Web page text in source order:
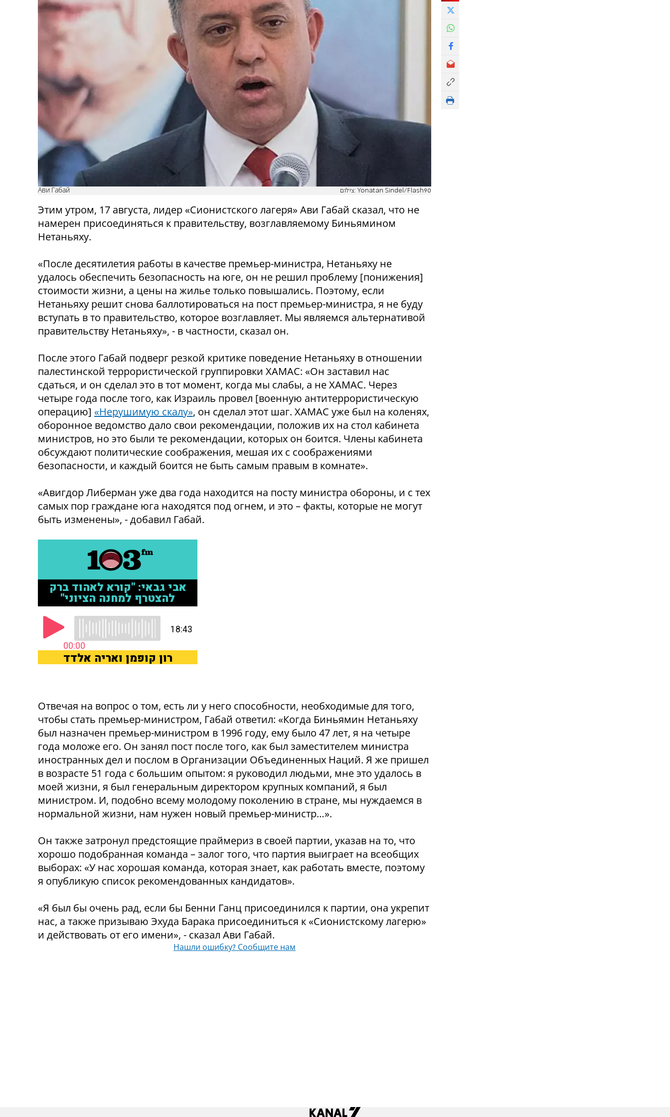
Ави Габай צילום: Yonatan Sindel/Flash90
Этим утром, 17 августа, лидер «Сионистского лагеря» Ави Габай сказал, что не
намерен присоединяться к правительству, возглавляемому Биньямином
Нетаньяху.
«После десятилетия работы в качестве премьер-министра, Нетаньяху не
удалось обеспечить безопасность на юге, он не решил проблему [понижения]
стоимости жизни, а цены на жилье только повышались. Поэтому, если
Нетаньяху решит снова баллотироваться на пост премьер-министра, я не буду
вступать в то правительство, которое возглавляет. Мы являемся альтернативой
правительству Нетаньяху», - в частности, сказал он.
После этого Габай подверг резкой критике поведение Нетаньяху в отношении
палестинской террористической группировки ХАМАС: «Он заставил нас
сдаться, и он сделал это в тот момент, когда мы слабы, а не ХАМАС. Через
четыре года после того, как Израиль провел [военную антитеррористическую
операцию] «Нерушимую скалу», он сделал этот шаг. ХАМАС уже был на коленях,
оборонное ведомство дало свои рекомендации, положив их на стол кабинета
министров, но это были те рекомендации, которых он боится. Члены кабинета
обсуждают политические соображения, мешая их с соображениями
безопасности, и каждый боится не быть самым правым в комнате».
«Авигдор Либерман уже два года находится на посту министра обороны, и с тех
самых пор граждане юга находятся под огнем, и это – факты, которые не могут
быть изменены», - добавил Габай.
Отвечая на вопрос о том, есть ли у него способности, необходимые для того,
чтобы стать премьер-министром, Габай ответил: «Когда Биньямин Нетаньяху
был назначен премьер-министром в 1996 году, ему было 47 лет, я на четыре
года моложе его. Он занял пост после того, как был заместителем министра
иностранных дел и послом в Организации Объединенных Наций. Я же пришел
в возрасте 51 года с большим опытом: я руководил людьми, мне это удалось в
моей жизни, я был генеральным директором крупных компаний, я был
министром. И, подобно всему молодому поколению в стране, мы нуждаемся в
нормальной жизни, нам нужен новый премьер-министр…».
Он также затронул предстоящие праймериз в своей партии, указав на то, что
хорошо подобранная команда – залог того, что партия выиграет на всеобщих
выборах: «У нас хорошая команда, которая знает, как работать вместе, поэтому
я опубликую список рекомендованных кандидатов».
«Я был бы очень рад, если бы Бенни Ганц присоединился к партии, она укрепит
нас, а также призываю Эхуда Барака присоединиться к «Сионистскому лагерю»
и действовать от его имени», - сказал Ави Габай.
Нашли ошибку? Сообщите нам